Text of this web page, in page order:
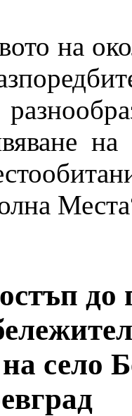
на
до
село